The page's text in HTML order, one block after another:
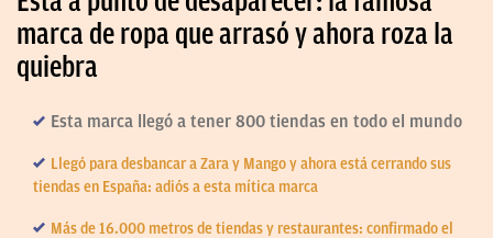
marca de ropa que arrasó y ahora roza la
quiebra
Esta marca llegó a tener 800 tiendas en todo el mundo
Llegó para desbancar a Zara y Mango y ahora está cerrando sus
tiendas en España: adiós a esta mítica marca
Más de 16.000 metros de tiendas y restaurantes: confirmado el